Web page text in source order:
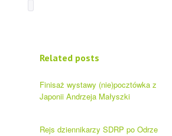
Related posts
Finisaż wystawy (nie)pocztówka z
Japonii Andrzeja Małyszki
Rejs dziennikarzy SDRP po Odrze